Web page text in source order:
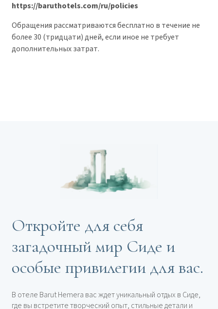
https://baruthotels.com/ru/policies
Обращения рассматриваются бесплатно в течение не
более 30 (тридцати) дней, если иное не требует
дополнительных затрат.
Откройте для себя
загадочный мир Сиде и
особые привилегии для вас.
В отеле Barut Hemera вас ждет уникальный отдых в Сиде,
где вы встретите творческий опыт, стильные детали и